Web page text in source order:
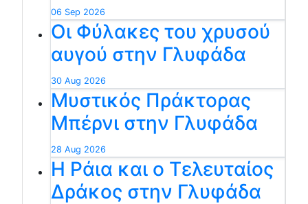
06 Sep 2026
Οι Φύλακες του χρυσού
αυγού στην Γλυφάδα
30 Aug 2026
Μυστικός Πράκτορας
Μπέρνι στην Γλυφάδα
28 Aug 2026
Η Ράια και ο Τελευταίος
Δράκος στην Γλυφάδα